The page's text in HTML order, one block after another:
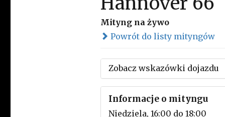
Mityng na żywo
Powrót do listy mityngów
Zobacz wskazówki dojazdu
Informacje o mityngu
Niedziela, 16:00 do 18:00